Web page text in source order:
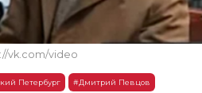
vk.com/video
Петербург #Дмитрий Певцов